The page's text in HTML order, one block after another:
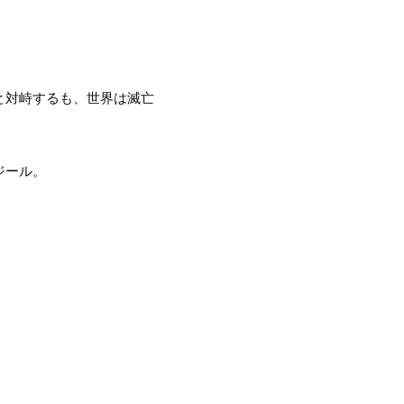
対峙するも、世界は滅亡
ル。